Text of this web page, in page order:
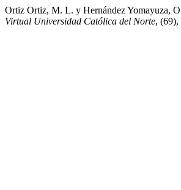
Ortiz Ortiz, M. L. y Hernández Yomayuza,
Virtual Universidad Católica del Norte, (69),